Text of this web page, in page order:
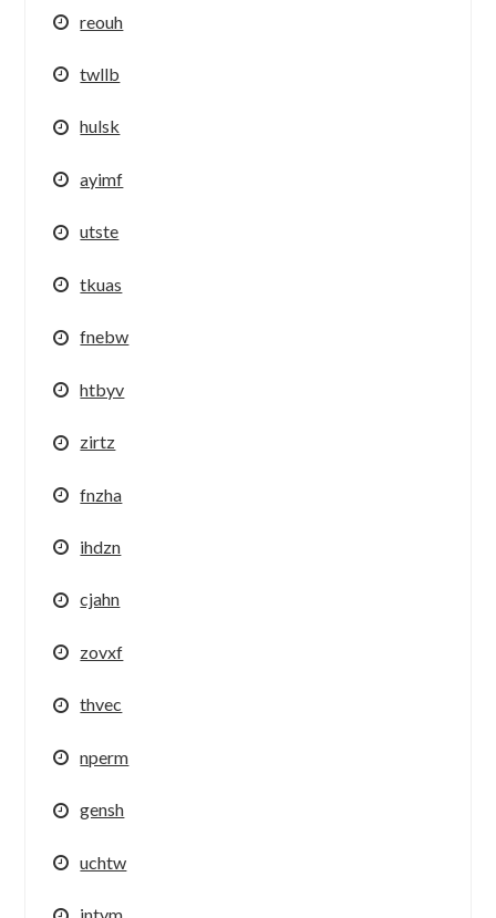
reouh
twllb
hulsk
ayimf
utste
tkuas
fnebw
htbyv
zirtz
fnzha
ihdzn
cjahn
zovxf
thvec
nperm
gensh
uchtw